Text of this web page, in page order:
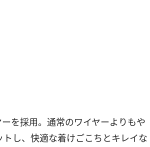
を採用。通常のワイヤーよりもや
し、快適な着けごこちとキレイな